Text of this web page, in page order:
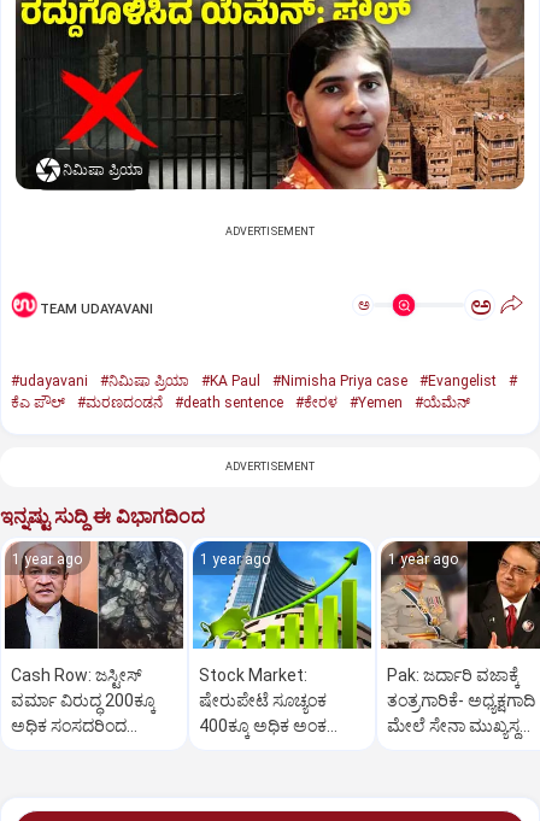
ನಿಮಿಷಾ ಪ್ರಿಯಾ
ADVERTISEMENT
TEAM UDAYAVANI ಅ ಅ
#udayavani #ನಿಮಿಷಾ ಪ್ರಿಯಾ #KA Paul #Nimisha Priya case #Evangelist
#
ಕೆಎ ಪೌಲ್
#ಮರಣದಂಡನೆ #death sentence #ಕೇರಳ #Yemen #ಯೆಮೆನ್‌
ADVERTISEMENT
ಇನ್ನಷ್ಟು ಸುದ್ದಿ ಈ ವಿಭಾಗದಿಂದ
1 year ago
Cash Row: ಜಸ್ಟೀಸ್‌
ವರ್ಮಾ ವಿರುದ್ಧ 200ಕ್ಕೂ
ಅಧಿಕ ಸಂಸದರಿಂದ
1 year ago
Stock Market:
ಷೇರುಪೇಟೆ ಸೂಚ್ಯಂಕ
400ಕ್ಕೂ ಅಧಿಕ ಅಂಕ
1 year ago
Pak: ಜರ್ದಾರಿ ವಜಾಕ್ಕೆ
ತಂತ್ರಗಾರಿಕೆ- ಅಧ್ಯಕ್ಷಗಾದಿ
ಮೇಲೆ ಸೇನಾ ಮುಖ್ಯಸ್ಥ